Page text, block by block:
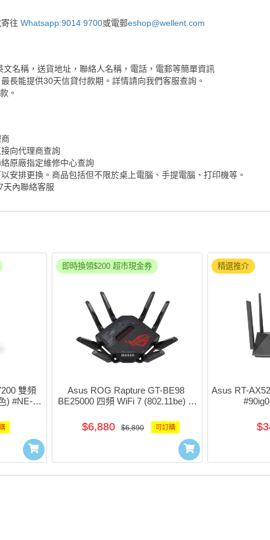
往 Whatsapp:9014 9700或電郵eshop@wellent.com
名稱，送貨地址，聯絡人名稱，電話，電郵等簡單資訊
長能提供30天信貸付款期。詳情請向我們客服查詢。
。
向代理商查詢
原廠指定維修中心查詢
安排更換。商品包括但不限於桌上電腦、手提電腦、打印機等。
天內聯絡客服
雙頻
) #NE-
即時換領$200 超市現金券
Asus ROG Rapture GT-BE98
BE25000 四頻 WiFi 7 (802.11be) 遊
$6,880 $6,890 可訂購
精選推介
Asus RT-